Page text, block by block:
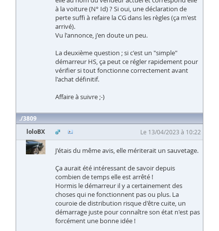
à la voiture (N° Id) ? Si oui, une déclaration de
perte suffi à refaire la CG dans les règles (ça m'est
arrivé).
Vu l'annonce, j'en doute un peu.
La deuxième question ; si c'est un "simple"
démarreur HS, ça peut ce régler rapidement pour
vérifier si tout fonctionne correctement avant
l'achat définitif.
Affaire à suivre ;-)
3809
loloBX
Le 13/04/2023 à 10:22
J'étais du même avis, elle mériterait un sauvetage.
Ça aurait été intéressant de savoir depuis
combien de temps elle est arrêté !
Hormis le démarreur il y a certainement des
choses qui ne fonctionnent pas ou plus. La
couroie de distribution risque d'être cuite, un
démarrage juste pour connaître son état n'est pas
forcément une bonne idée !